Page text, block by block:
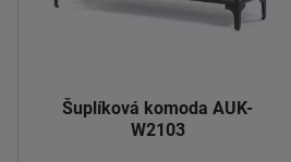
Šuplíková komoda AUK-
W2103